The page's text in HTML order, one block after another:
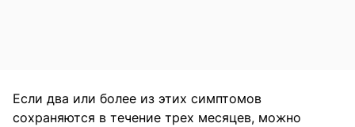
Если два или более из этих симптомов
сохраняются в течение трех месяцев, можно